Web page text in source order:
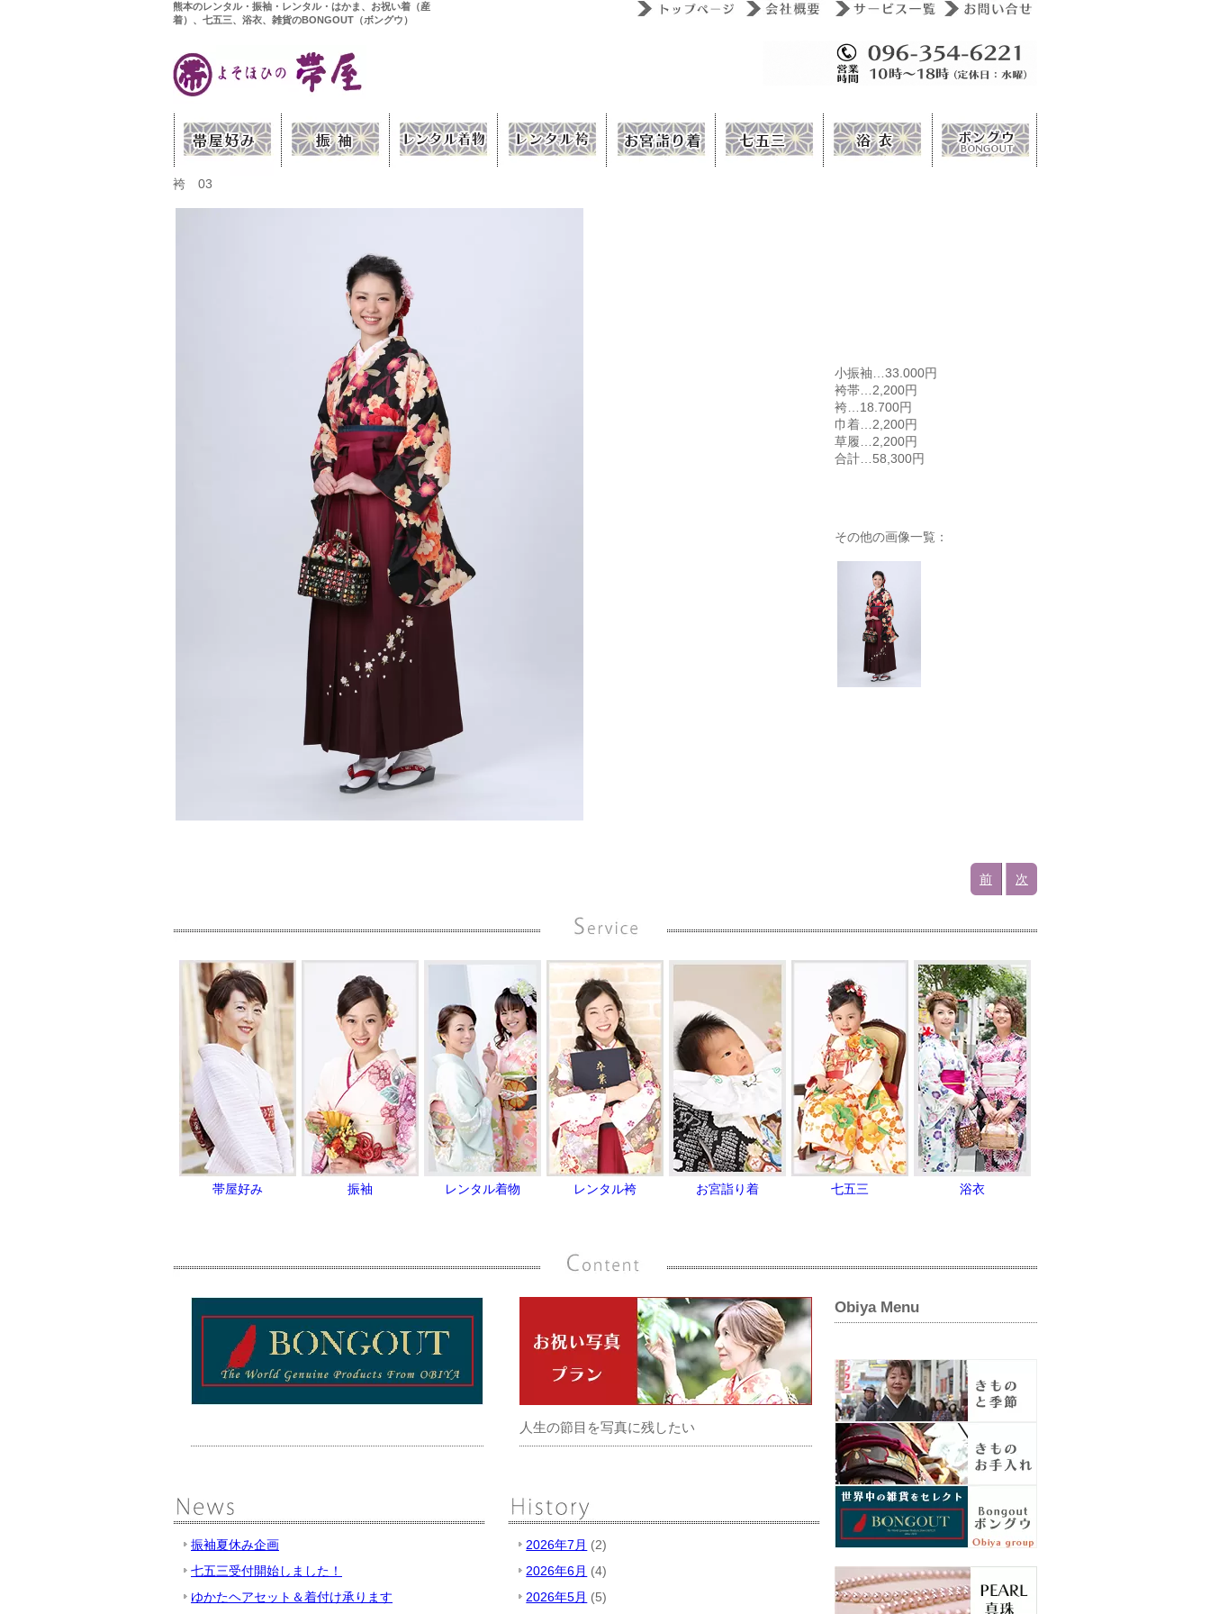
熊本のレンタル・振袖・レンタル・はかま、お祝い着（産
着）、七五三、浴衣、雑貨のBONGOUT（ボングウ）
袴 03
小振袖…33.000円
袴帯…2,200円
袴…18.700円
巾着…2,200円
草履…2,200円
合計…58,300円
その他の画像一覧：
前 次
帯屋好み 振袖 レンタル着物 レンタル袴 お宮詣り着 七五三 浴衣
人生の節目を写真に残したい
振袖夏休み企画
七五三受付開始しました！
ゆかたヘアセット＆着付け承ります
2026年7月 (2)
2026年6月 (4)
2026年5月 (5)
Obiya Menu